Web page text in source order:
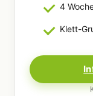
4
Klett-